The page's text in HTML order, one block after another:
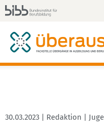
30.03.2023 | Redaktion |